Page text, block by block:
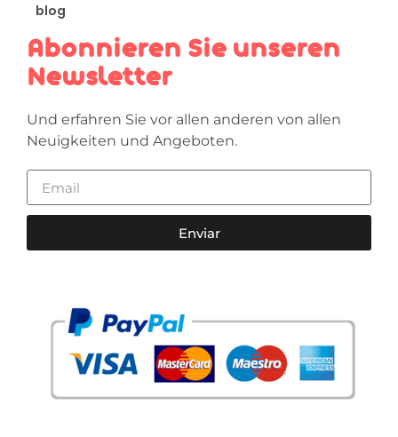
blog
Abonnieren Sie unseren
Newsletter
Und erfahren Sie vor allen anderen von allen
Neuigkeiten und Angeboten.
Enviar